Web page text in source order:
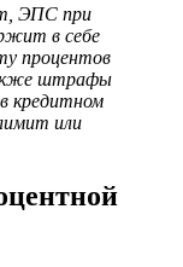
ЭПС при
в себе
процентов
штрафы
кредитном
или